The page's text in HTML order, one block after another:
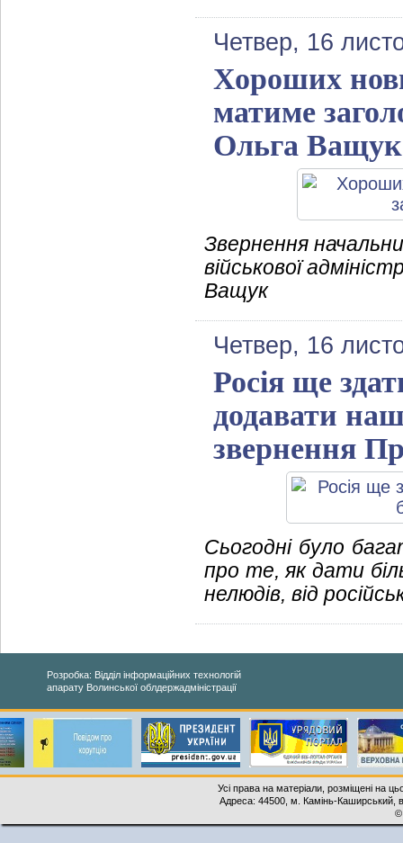
Четвер, 16
Хороших
матиме
Ольга Ващук
Звернення
військової
Ващук
Четвер, 16
Росія ще
додавати
звернення
Сьогодні було
про те, як дати
нелюдів, від
Розробка: Відділ інформаційних технологій
апарату Волинської облдержадміністрації
Усі права на матеріали, розміщені на
Адреса: 44500, м. Камінь-Каширський,
©